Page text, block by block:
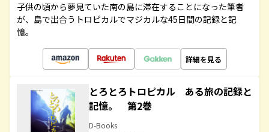
子供の頃から夢見ていた南の島に滞在することになった筆者
が、島で出合うトロピカルでマジカルな45日間の記録と記
憶。
詳細を見る
とろとろトロピカル ある旅の記録と
記憶。 第2巻
D-Books